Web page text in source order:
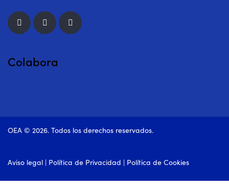
Colabora
OEA © 2026. Todos los derechos reservados.
Aviso legal | Política de Privacidad | Política de Cookies